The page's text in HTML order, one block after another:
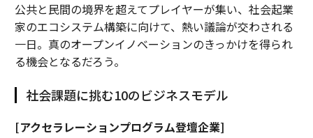
公共と民間の境界を超えてプレイヤーが集い、社会起業
家のエコシステム構築に向けて、熱い議論が交わされる
一日。真のオープンイノベーションのきっかけを得られ
る機会となるだろう。
社会課題に挑む10のビジネスモデル
[アクセラレーションプログラム登壇企業]